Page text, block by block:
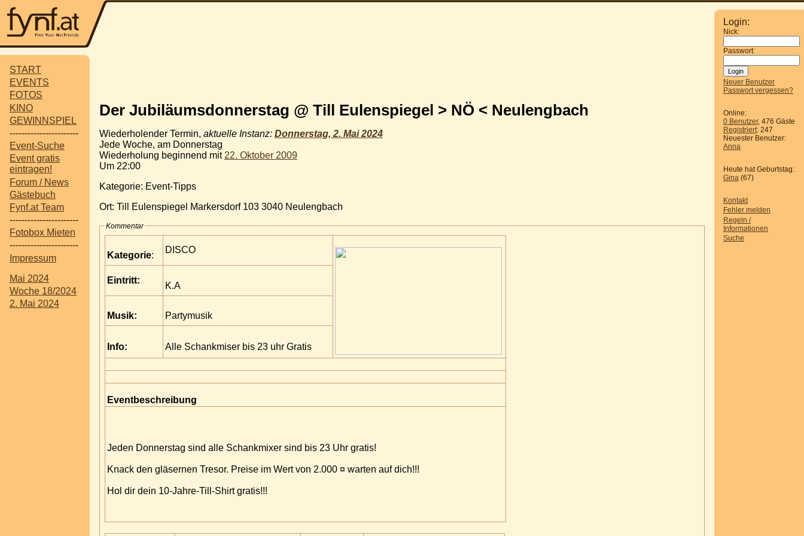
START
EVENTS
FOTOS
KINO
GEWINNSPIEL
-----------------------
Event-Suche
Event gratis
eintragen!
Forum / News
Gästebuch
Fynf.at Team
-----------------------
Fotobox Mieten
-----------------------
Impressum
Mai 2024
Woche 18/2024
2. Mai 2024
Login:
Nick:
Passwort:
Neuer Benutzer
Passwort vergessen?
Online:
0 Benutzer, 476 Gäste
Registriert: 247
Neuester Benutzer:
Anna
Heute hat Geburtstag:
Gina (67)
Kontakt
Fehler melden
Regeln /
Informationen
Suche
Der Jubiläumsdonnerstag @ Till Eulenspiegel > NÖ < Neulengbach
Wiederholender Termin, aktuelle Instanz: Donnerstag, 2. Mai 2024
Jede Woche, am Donnerstag
Wiederholung beginnend mit 22. Oktober 2009
Um 22:00
Kategorie: Event-Tipps
Ort: Till Eulenspiegel Markersdorf 103 3040 Neulengbach
Kommentar
Kategorie:
DISCO
Eintritt:
K.A
Musik: Partymusik
Info: Alle Schankmiser bis 23 uhr Gratis
Eventbeschreibung
Jeden Donnerstag sind alle Schankmixer sind bis 23 Uhr gratis!
Knack den gläsernen Tresor. Preise im Wert von 2.000 ¤ warten auf dich!!!
Hol dir dein 10-Jahre-Till-Shirt gratis!!!